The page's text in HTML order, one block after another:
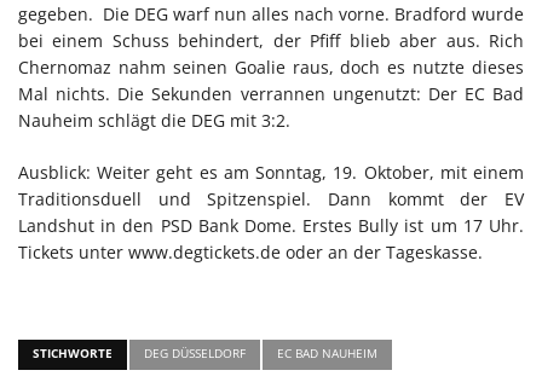
gegeben. Die DEG warf nun alles nach vorne. Bradford wurde
bei einem Schuss behindert, der Pfiff blieb aber aus. Rich
Chernomaz nahm seinen Goalie raus, doch es nutzte dieses
Mal nichts. Die Sekunden verrannen ungenutzt: Der EC Bad
Nauheim schlägt die DEG mit 3:2.
Ausblick: Weiter geht es am Sonntag, 19. Oktober, mit einem
Traditionsduell und Spitzenspiel. Dann kommt der EV
Landshut in den PSD Bank Dome. Erstes Bully ist um 17 Uhr.
Tickets unter www.degtickets.de oder an der Tageskasse.
STICHWORTE DEG DÜSSELDORF EC BAD NAUHEIM